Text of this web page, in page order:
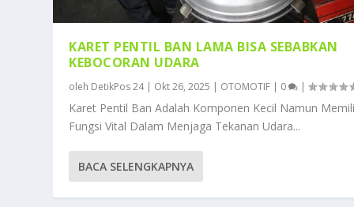
KARET PENTIL BAN LAMA BISA SEBABKAN
KEBOCORAN UDARA
oleh DetikPos 24| Okt 26, 2025 | OTOMOTIF | 0 |
Karet Pentil Ban Adalah Komponen Kecil Namun
Fungsi Vital Dalam Menjaga Tekanan Udara...
BACA SELENGKAPNYA